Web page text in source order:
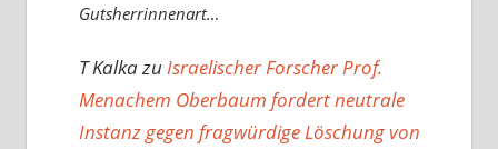
Gutsherrinnenart…
T KalkazuIsraelischer Forscher Prof.
Menachem Oberbaum fordert neutrale
Instanz gegen fragwürdige Löschung von